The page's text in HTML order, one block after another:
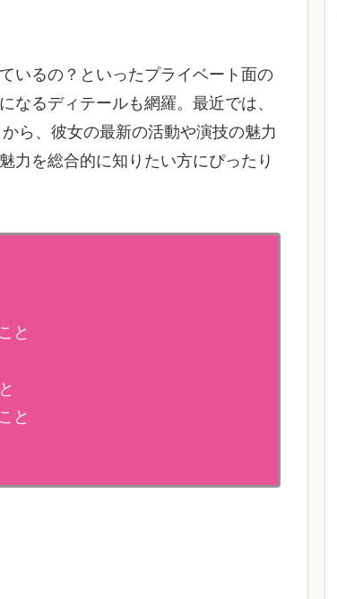
いるの？といったプライベート面の
なるディテールも網羅。最近では、
ら、彼女の最新の活動や演技の魅力
力を総合的に知りたい方にぴったり
と
と